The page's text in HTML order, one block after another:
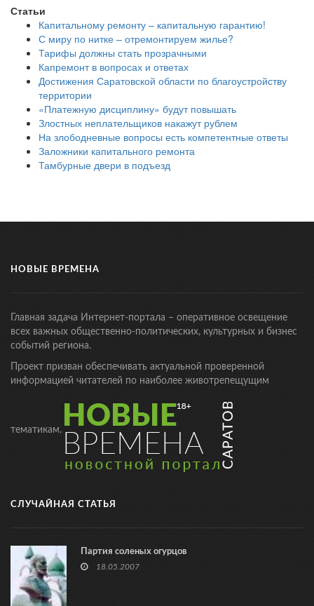
Статьи
Капитальному ремонту – капитальную гарантию!
С миру по нитке – отремонтируем жилье?
Тарифы должны стать прозрачными
Капремонт в вопросах и ответах
Достижения Саратовской области по благоустройству
территории
«Платежную дисциплину» будут повышать
Злостных неплательщиков накажут рублем
На злободневные вопросы есть компетентные ответы
Заложники капитального ремонта
Тамбурные двери в подъезд
НОВЫЕ ВРЕМЕНА
Главная задача Интернет-портала – оперативное освещение
всех важных общественно-политических, культурных и бизнес
событий региона.
Проект призван обеспечивать актуальной проверенной
информацией читателей по наиболее животрепещущим
тематикам.
СЛУЧАЙНАЯ СТАТЬЯ
Партия соленых огурцов
18.05.2007